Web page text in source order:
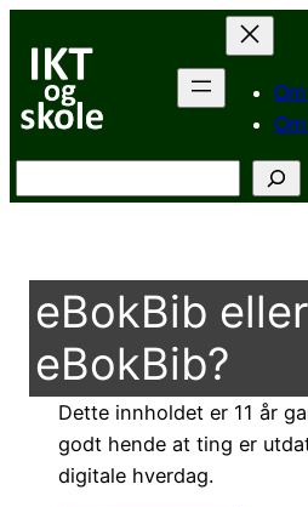
innhold
eBokBib
eBokBib?
Dette innholdet er 11 år
godt hende at ting er
digitale hverdag.